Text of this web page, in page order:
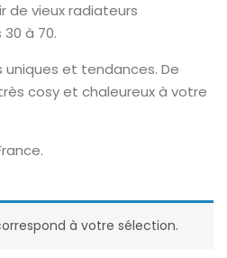
de vieux radiateurs
à 70.
et tendances. De
cosy et chaleureux à votre
à votre sélection.